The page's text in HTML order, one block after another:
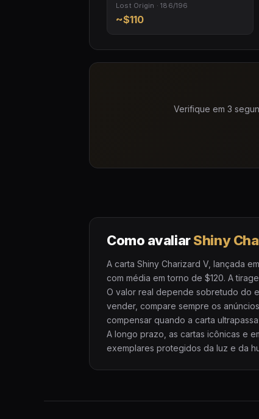
Lost Origin · 186/196
~$110
Verifique em 3
Como avaliarShiny
A carta Shiny Charizard V, lançada
com média em torno de $120. A
O valor real depende sobretudo do
vender, compare sempre os
compensar quando a carta
A longo prazo, as cartas icônicas e
exemplares protegidos da luz e da